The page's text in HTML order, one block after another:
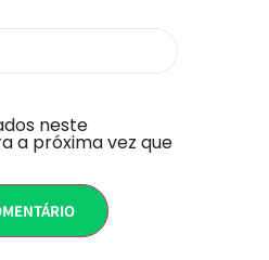
neste
a próxima vez que